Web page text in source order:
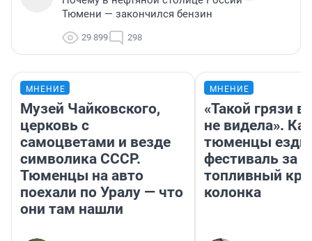
Тюмени — закончился бензин
29 899 298
МНЕНИЕ
Музей Чайковского,
церковь с
самоцветами и везде
символика СССР.
Тюменцы на авто
поехали по Уралу — что
они там нашли
МНЕНИЕ
«Такой грязи
не видела».
тюменцы
фестиваль за
топливный
колонка